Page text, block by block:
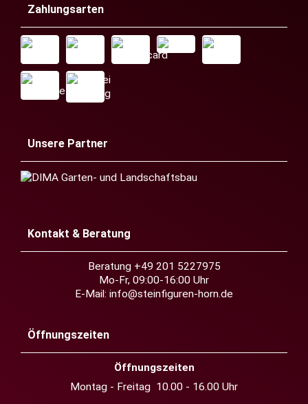
Zahlungsarten
Unsere Partner
Kontakt & Beratung
Beratung +49 201 5227975
Mo-Fr, 09:00-16:00 Uhr
E-Mail: info@steinfiguren-horn.de
Öffnungszeiten
Öffnungszeiten
Montag - Freitag 10.00 - 16.00 Uhr